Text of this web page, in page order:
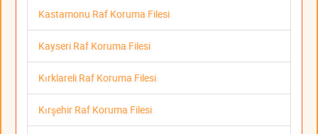
Kastamonu Raf Koruma Filesi
Kayseri Raf Koruma Filesi
Kırklareli Raf Koruma Filesi
Kırşehir Raf Koruma Filesi